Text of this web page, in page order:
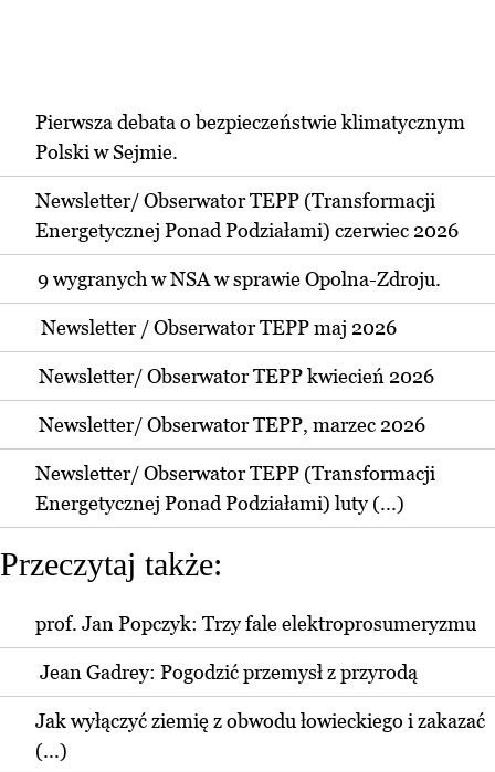
Pierwsza debata o bezpieczeństwie klimatycznym
Polski w Sejmie.
Newsletter/ Obserwator TEPP (Transformacji
Energetycznej Ponad Podziałami) czerwiec 2026
9 wygranych w NSA w sprawie Opolna-Zdroju.
Newsletter / Obserwator TEPP maj 2026
Newsletter/ Obserwator TEPP kwiecień 2026
Newsletter/ Obserwator TEPP, marzec 2026
Newsletter/ Obserwator TEPP (Transformacji
Energetycznej Ponad Podziałami) luty (...)
Przeczytaj także:
prof. Jan Popczyk: Trzy fale elektroprosumeryzmu
Jean Gadrey: Pogodzić przemysł z przyrodą
Jak wyłączyć ziemię z obwodu łowieckiego i zakazać
(...)